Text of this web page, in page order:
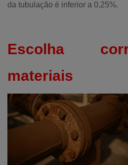
da tubulação é inferior a 0,25%.
Escolha
materiais